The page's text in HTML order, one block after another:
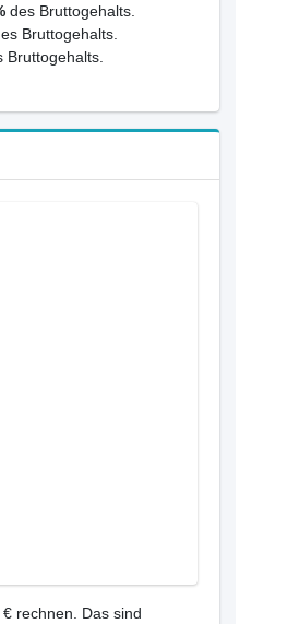
des Bruttogehalts.
Bruttogehalts.
rechnen. Das sind